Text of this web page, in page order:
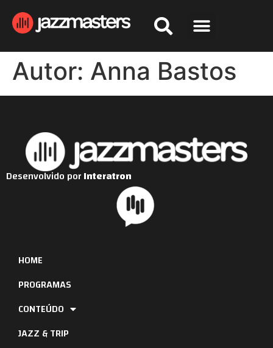
Autor: Anna Bastos
HOME
PROGRAMAS
CONTEÚDO
JAZZ & TRIP
Desenvolvido porInteratron